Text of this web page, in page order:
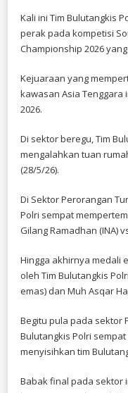
Kali ini Tim Bulutangkis
perak pada kompetisi
Championship 2026
Kejuaraan yang
kawasan Asia Tenggara
2026.
Di sektor beregu, Tim
mengalahkan tuan
(28/5/26).
Di Sektor Perorangan
Polri sempat
Gilang Ramadhan (INA)
Hingga akhirnya medali
oleh Tim Bulutangkis
emas) dan Muh Asqar
Begitu pula pada sektor
Bulutangkis Polri
menyisihkan tim
Babak final pada sektor